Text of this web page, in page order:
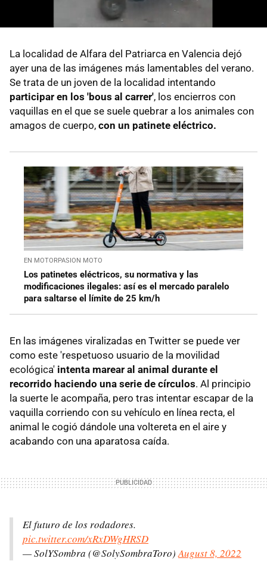
La localidad de Alfara del Patriarca en Valencia dejó
ayer una de las imágenes más lamentables del verano.
Se trata de un joven de la localidad intentando
participar en los 'bous al carrer', los encierros con
vaquillas en el que se suele quebrar a los animales con
amagos de cuerpo, con un patinete eléctrico.
EN MOTORPASION MOTO
Los patinetes eléctricos, su normativa y las
modificaciones ilegales: así es el mercado paralelo
para saltarse el límite de 25 km/h
En las imágenes viralizadas en Twitter se puede ver
como este 'respetuoso usuario de la movilidad
ecológica' intenta marear al animal durante el
recorrido haciendo una serie de círculos. Al principio
la suerte le acompaña, pero tras intentar escapar de la
vaquilla corriendo con su vehículo en línea recta, el
animal le cogió dándole una voltereta en el aire y
acabando con una aparatosa caída.
El futuro de los rodadores.
pic.twitter.com/xRxDWgHRSD
— SolYSombra (@SolySombraToro)August 8, 2022